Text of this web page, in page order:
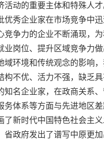
活动的重要主体和特殊人
优秀企业家在市场竞争中
竞争力的企业不断涌现，
业岗位、提升区域竞争力
域环境和传统观念的影响
构不优、活力不强，缺乏具
知名企业家，在政商关系
务体系等方面与先进地区
了新时代中国特色社会主
省政府发出了谱写中原更